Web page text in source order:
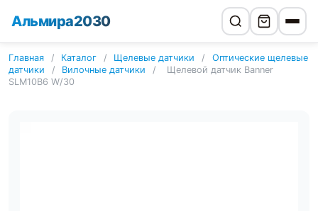
Альмира2030
Главная / Каталог / Щелевые датчики /
Оптические щелевые
датчики
/ Вилочные датчики /
Щелевой датчик Banner
SLM10B6 W/30